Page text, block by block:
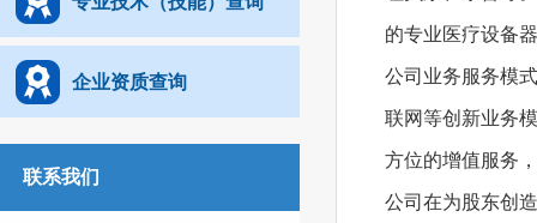
企业资质查询
联系我们
的专业医疗设备
公司业务服务模
联网等创新业务
方位的增值服务
公司在为股东创